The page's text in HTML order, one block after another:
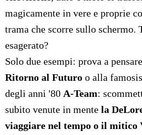
magicamente in vere e proprie
trama che scorre sullo schermo.
esagerato?
Solo due esempi: prova a
Ritorno al Futuro o alla
degli anni '80 A-Team:
subito venute in mente la
viaggiare nel tempo o il mitico